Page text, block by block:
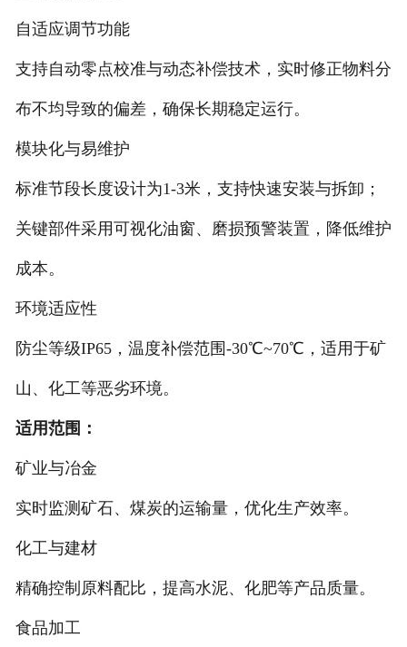
脉冲除尘器
称重配件
非称重系列产品
自适应调节功能
支持自动零点校准与动态补偿技术，实时修正物料分
布不均导致的偏差，确保长期稳定运行。
模块化与易维护
标准节段长度设计为1-3米，支持快速安装与拆卸；
关键部件采用可视化油窗、磨损预警装置，降低维护
成本。
环境适应性
防尘等级IP65，温度补偿范围-30℃~70℃，适用于矿
山、化工等恶劣环境。
适用范围：
矿业与冶金
实时监测矿石、煤炭的运输量，优化生产效率。
化工与建材
精确控制原料配比，提高水泥、化肥等产品质量。
食品加工